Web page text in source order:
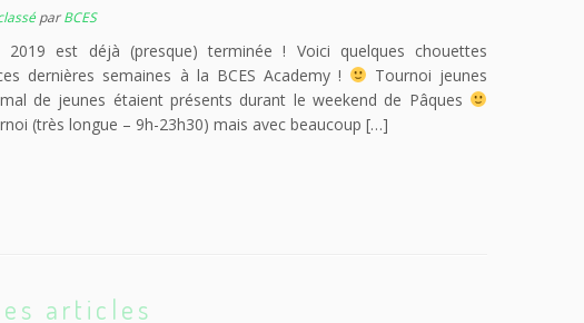
parBCES
est déjà (presque) terminée ! Voici quelques chouettes
dernières semaines à la BCES Academy !
Tournoi jeunes
mal de jeunes étaient présents durant le weekend de Pâques
(très longue – 9h-23h30) mais avec beaucoup […]
articles